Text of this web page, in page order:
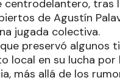
centrodelantero, tras
de Agustín
jugada colectiva.
preservó algunos
local en su lucha por
más allá de los